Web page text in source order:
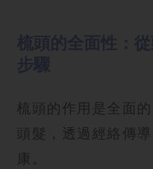
梳頭的作用是全面
頭髮，透過經絡傳
康。